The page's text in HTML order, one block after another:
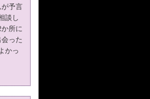
が予言
談し
所に
った
かっ